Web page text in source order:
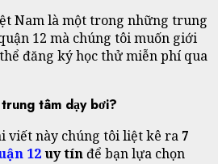
Nam là một trong những trung
12 mà chúng tôi muốn giới
đăng ký học thử miễn phí qua
tâm dạy bơi?
viết này chúng tôi liệt kê ra 7
12uy tínđể bạn lựa chọn